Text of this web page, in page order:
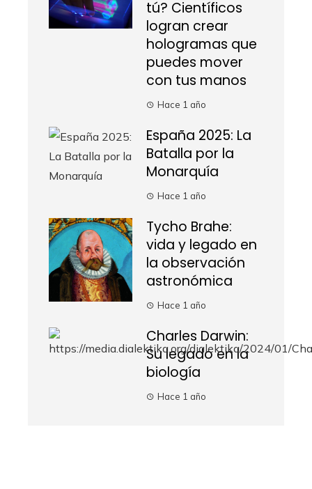
tú? Científicos
logran crear
hologramas que
puedes mover
con tus manos
Hace 1 año
España 2025: La
Batalla por la
Monarquía
Hace 1 año
Tycho Brahe:
vida y legado en
la observación
astronómica
Hace 1 año
Charles Darwin:
Su legado en la
biología
Hace 1 año